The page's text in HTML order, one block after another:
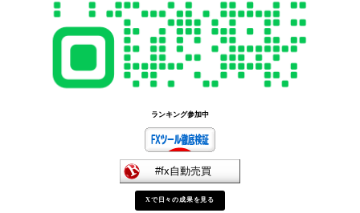
ランキング参加中
Xで日々の成果を見る